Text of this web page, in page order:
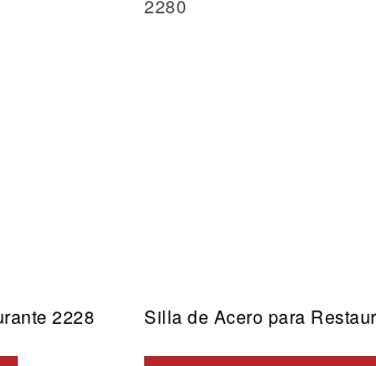
2228 Silla de Acero para